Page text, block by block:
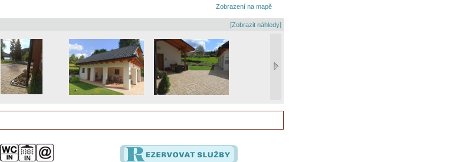
Zobrazení na mapě
[Zobrazit náhledy]